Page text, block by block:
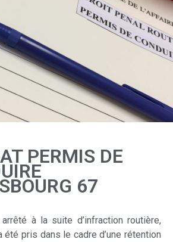
PERMIS DE
67
à la suite d’infraction routière,
pris dans le cadre d’une rétention